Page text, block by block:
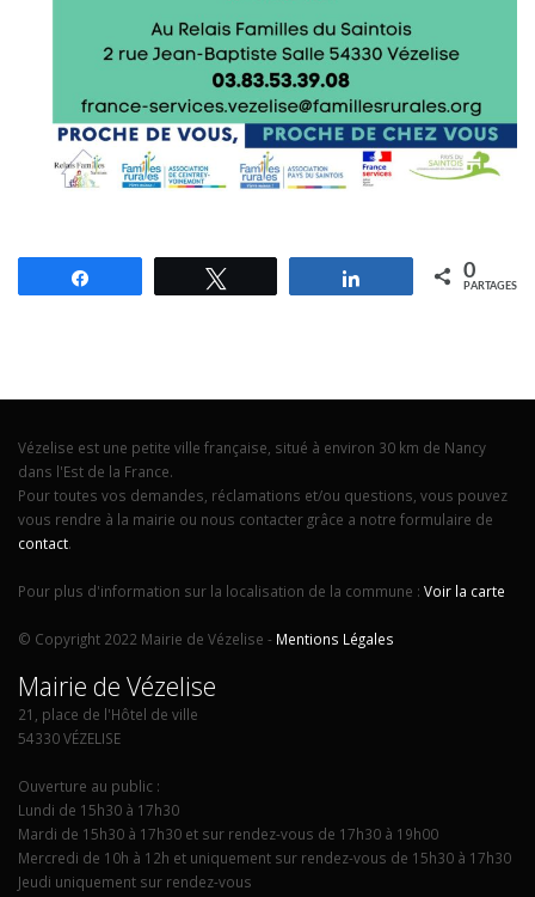
Partagez 0
PARTAGES
Vézelise est une petite ville française, situé à environ 30 km de Nancy
dans l'Est de la France.
Pour toutes vos demandes, réclamations et/ou questions, vous pouvez
vous rendre à la mairie ou nous contacter grâce a notre formulaire de
contact.
Pour plus d'information sur la localisation de la commune : Voir la carte
© Copyright 2022 Mairie de Vézelise - Mentions Légales
Mairie de Vézelise
21, place de l'Hôtel de ville
54330 VÉZELISE
Ouverture au public :
Lundi de 15h30 à 17h30
Mardi de 15h30 à 17h30 et sur rendez-vous de 17h30 à 19h00
Mercredi de 10h à 12h et uniquement sur rendez-vous de 15h30 à 17h30
Jeudi uniquement sur rendez-vous